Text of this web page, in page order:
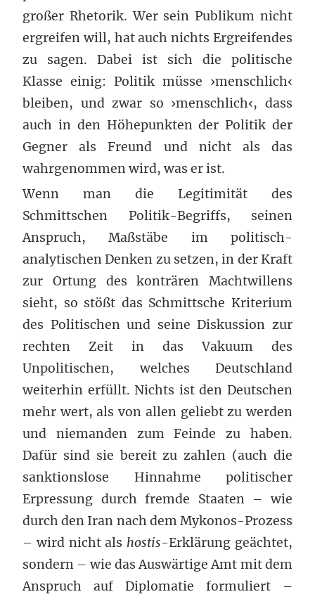
großer Rhetorik. Wer sein Publikum nicht
ergreifen will, hat auch nichts Ergreifendes
zu sagen. Dabei ist sich die politische
Klasse einig: Politik müsse ›menschlich‹
bleiben, und zwar so ›menschlich‹, dass
auch in den Höhepunkten der Politik der
Gegner als Freund und nicht als das
wahrgenommen wird, was er ist.
Wenn man die Legitimität des
Schmittschen Politik-Begriffs, seinen
Anspruch, Maßstäbe im politisch-
analytischen Denken zu setzen, in der Kraft
zur Ortung des konträren Machtwillens
sieht, so stößt das Schmittsche Kriterium
des Politischen und seine Diskussion zur
rechten Zeit in das Vakuum des
Unpolitischen, welches Deutschland
weiterhin erfüllt. Nichts ist den Deutschen
mehr wert, als von allen geliebt zu werden
und niemanden zum Feinde zu haben.
Dafür sind sie bereit zu zahlen (auch die
sanktionslose Hinnahme politischer
Erpressung durch fremde Staaten – wie
durch den Iran nach dem Mykonos-Prozess
– wird nicht als hostis-Erklärung geächtet,
sondern – wie das Auswärtige Amt mit dem
Anspruch auf Diplomatie formuliert –